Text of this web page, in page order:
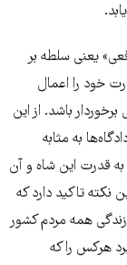
یعنی سلطه بر
خود را اعمال
باشد. از این
به مثابه
قدرت این شاه و آن
نکته تاکید دارد که
همه‌ مردم کشور
هرکس را که